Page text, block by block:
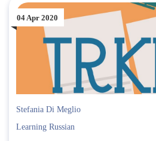
04 Apr 2020
Stefania Di Meglio
Learning Russian